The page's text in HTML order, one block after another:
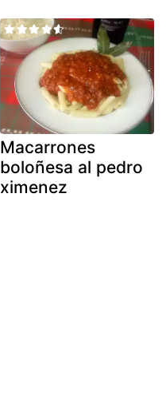
Macarrones
boloñesa al pedro
ximenez